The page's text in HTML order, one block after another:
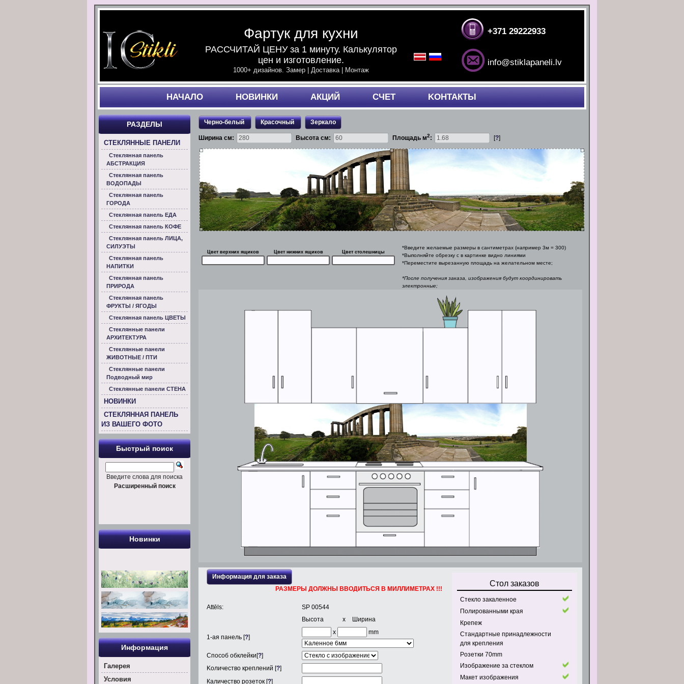
Фартук для кухни
РАССЧИТАЙ ЦЕНУ за 1 минуту. Калькулятор
цен и изготовление.
1000+ дизайнов. Замер | Доставка | Монтаж
+371 29222933
info@stiklapaneli.lv
НАЧАЛO НОВИНКИ АКЦИЙ СЧЕТ KОНТАКТЫ
Черно-белый Красочный Зеркало
Ширина см: Высота см: Площадь м2: [?]
Цвет верхних ящиков Цвет нижних ящиков Цвет столешницы
*Введите желаемые размеры в сантиметрах (например 3м = 300)
*Выполняйте обрезку с в картинке видно линиями
*Переместите вырезанную площадь на желательном месте;
*После получения заказа, изображения будут координировать
электронные;
Информация для заказа
РАЗМЕРЫ ДОЛЖНЫ ВВОДИТЬСЯ В МИЛЛИМЕТРАХ !!!
Attēls:
SP 00544
Высота
x Ширина
1-ая панель [?]
x mm
Способ обклейки[?]
Kоличество креплений [?]
Каличество розеток [?]
Стол заказов
Стекло закаленное
Полированными края
Крепеж
Стандартные принадлежности
для крепления
Pозетки 70mm
Изображение за стеклом
Макет изображения
РАЗДЕЛЫ
СТЕКЛЯННЫЕ ПАНЕЛИ
Стеклянная панель
АБСТРАКЦИЯ
Стеклянная панель
ВОДОПАДЫ
Стеклянная панель
ГОРОДА
Стеклянная панель ЕДА
Стеклянная панель КОФЕ
Стеклянная панель ЛИЦА,
СИЛУЭТЫ
Стеклянная панель
НАПИТКИ
Стеклянная панель
ПРИРОДА
Стеклянная панель
ФРУКТЫ / ЯГОДЫ
Стеклянная панель ЦВЕТЫ
Стеклянные панели
АРХИТЕКТУРА
Стеклянные панели
ЖИВОТНЫЕ / ПТИ
Стеклянные панели
Подводный мир
Стеклянные панели СТЕНА
НОВИНКИ
СТЕКЛЯННАЯ ПАНЕЛЬ
ИЗ ВАШЕГО ФОТО
Быстрый поиск
Введите слова для поиска
Расширенный поиск
Новинки
Информация
Галерея
Условия